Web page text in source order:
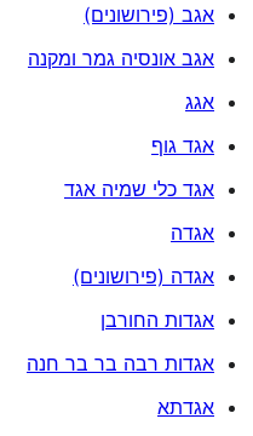
אגב (פירושונים)
אגב אונסיה גמר ומקנה
אגג
אגד גוף
אגד כלי שמיה אגד
אגדה
אגדה (פירושונים)
אגדות החורבן
אגדות רבה בר בר חנה
אגדתא